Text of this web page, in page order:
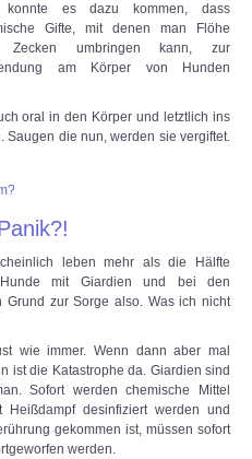
konnte es dazu kommen, dass
Gifte, mit denen man Flöhe
Zecken umbringen kann, zur
am Körper von Hunden
oral in den Körper und letztlich ins
Saugen die nun, werden sie vergiftet.
leben mehr als die Hälfte
mit Giardien und bei den
zur Sorge also. Was ich nicht
wie immer. Wenn dann aber mal
ist die Katastrophe da. Giardien sind
Sofort werden chemische Mittel
desinfiziert werden und
gekommen ist, müssen sofort
werden.